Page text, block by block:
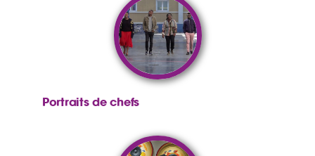
Portraits de chefs